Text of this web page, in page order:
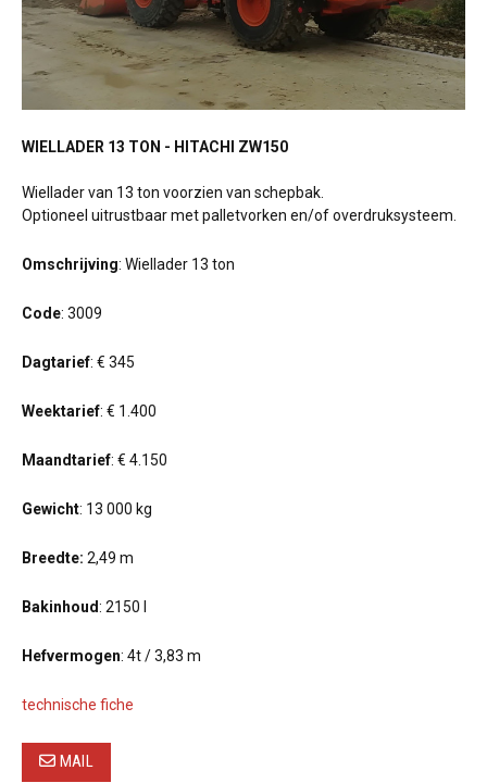
WIELLADER 13 TON - HITACHI ZW150
Wiellader van 13 ton voorzien van schepbak.
Optioneel uitrustbaar met palletvorken en/of overdruksysteem.
Omschrijving: Wiellader 13 ton
Code: 3009
Dagtarief: € 345
Weektarief: € 1.400
Maandtarief: € 4.150
Gewicht: 13 000 kg
Breedte: 2,49 m
Bakinhoud: 2150 l
Hefvermogen: 4t / 3,83 m
technische fiche
MAIL